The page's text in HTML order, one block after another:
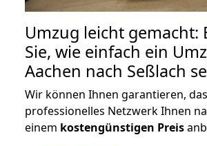
Umzug leicht gemacht:
Sie, wie einfach ein
Aachen nach Seßlach
Wir können Ihnen garantieren,
professionelles Netzwerk Ihnen
einem kostengünstigen Preis